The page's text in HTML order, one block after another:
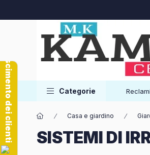
Riconoscimento dei clienti Categorie
Casa e giardino
SISTEMI DI